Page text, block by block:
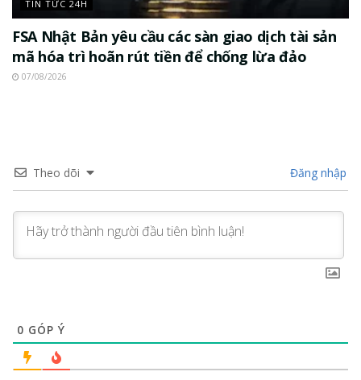
TIN TỨC 24H
FSA Nhật Bản yêu cầu các sàn giao dịch tài sản
mã hóa trì hoãn rút tiền để chống lừa đảo
07/08/2026
Theo dõi Đăng nhập
0 GÓP Ý